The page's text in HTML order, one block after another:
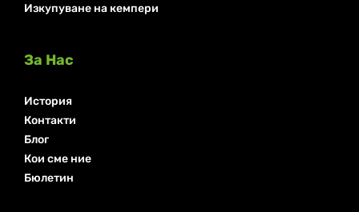
Изкупуване на кемпери
За Нас
История
Контакти
Блог
Кои сме ние
Бюлетин